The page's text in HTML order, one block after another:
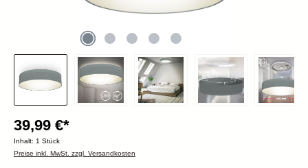
39,99 €*
Inhalt: 1 Stück
Preise inkl. MwSt. zzgl. Versandkosten